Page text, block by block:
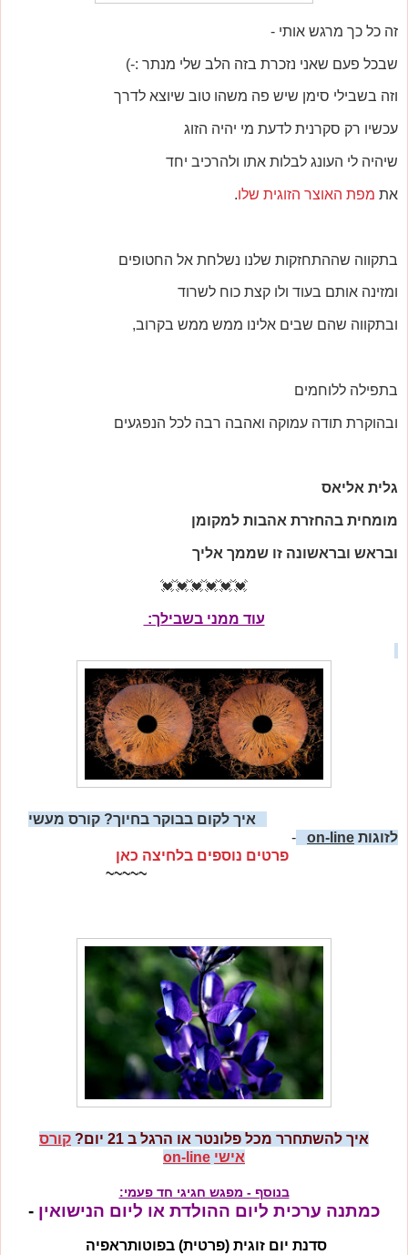
זה כל כך מרגש אותי -
שבכל פעם שאני נזכרת בזה הלב שלי מנתר :-)
וזה בשבילי סימן שיש פה משהו טוב שיוצא לדרך
עכשיו רק סקרנית לדעת מי יהיה הזוג
שיהיה לי העונג לבלות אתו ולהרכיב יחד
את מפת האוצר הזוגית שלו.
בתקווה שההתחזקות שלנו נשלחת אל החטופים
ומזינה אותם בעוד ולו קצת כוח לשרוד
ובתקווה שהם שבים אלינו ממש ממש בקרוב,
בתפילה ללוחמים
ובהוקרת תודה עמוקה ואהבה רבה לכל הנפגעים
גלית אליאס
מומחית בהחזרת אהבות למקומן
ובראש ובראשונה זו שממך אליך
💓💓💓💓💓💓
עוד ממני בשבילך:
איך לקום בבוקר בחיוך? קורס מעשי
לזוגות on-line
-
פרטים נוספים בלחיצה כאן
~~~~~
איך להשתחרר מכל פלונטר או הרגל ב 21 יום?
קורס
אישי on-line
בנוסף - מפגש חגיגי חד פעמי:
כמתנה ערכית ליום ההולדת או ליום הנישואין -
סדנת יום זוגית (פרטית) בפוטותראפיה